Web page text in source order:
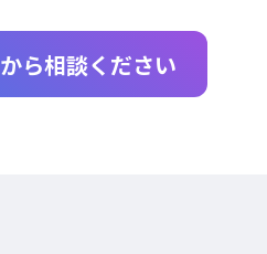
ら相談ください